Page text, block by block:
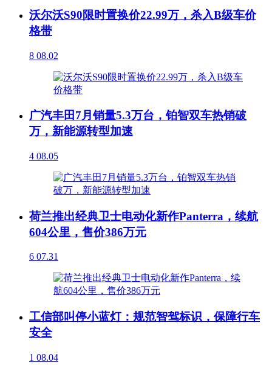
沃尔沃S90限时置换价22.99万，杀入B级车价
格带
8 08.02
广汽丰田7月销量5.3万台，铂智双车热销破
万，新能源转型加速
4 08.05
荷兰推出经典卫士电动化新作Panterra，续航
604公里，售价386万元
6 07.31
工信部叫停小蓝灯：规范智驾标识，保障行车
安全
1 08.04